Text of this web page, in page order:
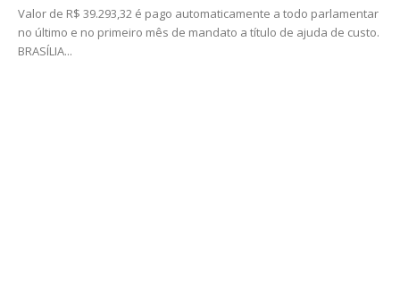
Valor de R$ 39.293,32 é pago automaticamente a todo parlamentar
no último e no primeiro mês de mandato a título de ajuda de custo.
BRASÍLIA...